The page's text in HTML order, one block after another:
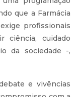
que a Farmácia
profissionais
ciência, cuidado
da sociedade -,
e vivências